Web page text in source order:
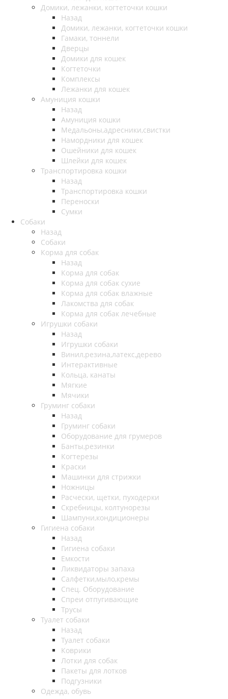
Домики, лежанки, когтеточки кошки
Назад
Домики, лежанки, когтеточки кошки
Гамаки, тоннели
Дверцы
Домики для кошек
Когтеточки
Комплексы
Лежанки для кошек
Амуниция кошки
Назад
Амуниция кошки
Медальоны,адресники,свистки
Намордники для кошек
Ошейники для кошек
Шлейки для кошек
Транспортировка кошки
Назад
Транспортировка кошки
Переноски
Сумки
Собаки
Назад
Собаки
Корма для собак
Назад
Корма для собак
Корма для собак сухие
Корма для собак влажные
Лакомства для собак
Корма для собак лечебные
Игрушки собаки
Назад
Игрушки собаки
Винил,резина,латекс,дерево
Интерактивные
Кольца, канаты
Мягкие
Мячики
Груминг собаки
Назад
Груминг собаки
Оборудование для грумеров
Банты,резинки
Когтерезы
Краски
Машинки для стрижки
Ножницы
Расчески, щетки, пуходерки
Скребницы, колтунорезы
Шампуни,кондиционеры
Гигиена собаки
Назад
Гигиена собаки
Емкости
Ликвидаторы запаха
Салфетки,мыло,кремы
Спец. Оборудование
Спреи отпугивающие
Трусы
Туалет собаки
Назад
Туалет собаки
Коврики
Лотки для собак
Пакеты для лотков
Подгузники
Одежда, обувь